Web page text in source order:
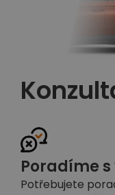
Poradíme
Potřebujete